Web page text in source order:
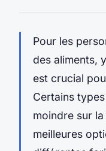
Pour les
des aliments,
est crucial
Certains
moindre sur
meilleures